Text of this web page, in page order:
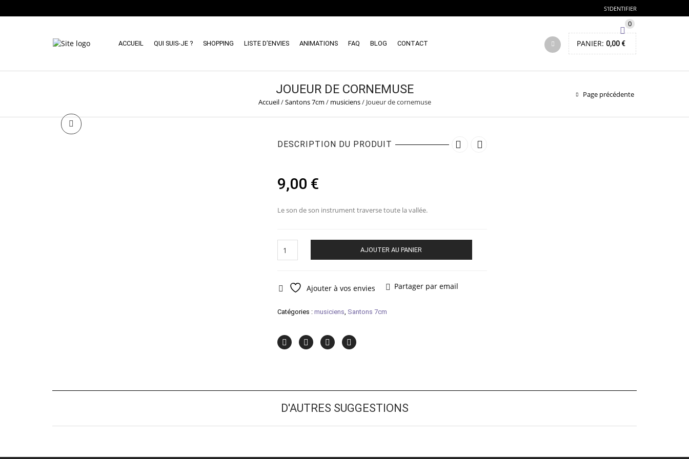
S'IDENTIFIER
ACCUEIL QUI SUIS-JE ? SHOPPING LISTE D’ENVIES ANIMATIONS FAQ BLOG CONTACT
0
PANIER: 0,00 €
JOUEUR DE CORNEMUSE
Accueil/Santons 7cm / musiciens/ Joueur de cornemuse
Page précédente
DESCRIPTION DU PRODUIT
9,00 €
Le son de son instrument traverse toute la vallée.
de
cornemuse
AJOUTER AU PANIER
Ajouter à vos envies Partager par email
Catégories : musiciens, Santons 7cm
D'AUTRES SUGGESTIONS